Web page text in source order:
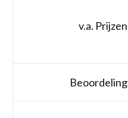
v.a. Prijzen
Beoordeling